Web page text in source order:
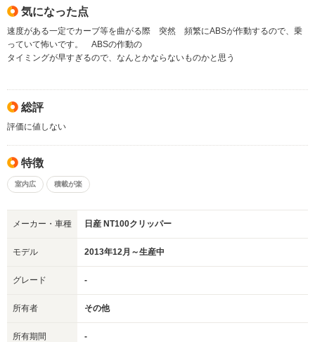
気になった点
速度がある一定でカーブ等を曲がる際 突然 頻繁にABSが作動するので、乗
っていて怖いです。 ABSの作動の
タイミングが早すぎるので、なんとかならないものかと思う
総評
評価に値しない
特徴
室内広 積載が楽
メーカー・車種 日産 NT100クリッパー
モデル 2013年12月～生産中
グレード -
所有者 その他
所有期間 -